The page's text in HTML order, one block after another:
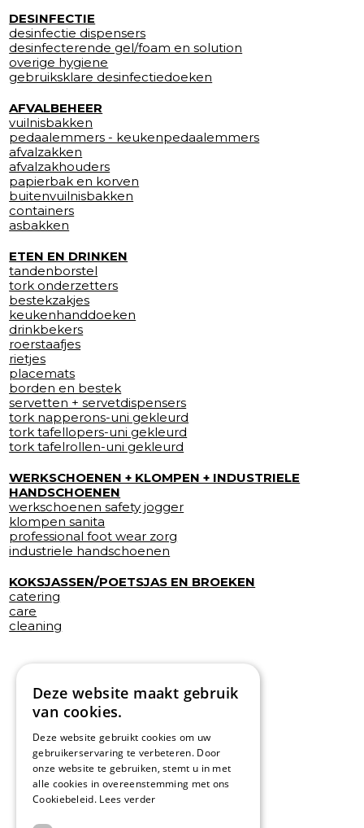
DESINFECTIE
desinfectie dispensers
desinfecterende gel/foam en solution
overige hygiene
gebruiksklare desinfectiedoeken
AFVALBEHEER
vuilnisbakken
pedaalemmers - keukenpedaalemmers
afvalzakken
afvalzakhouders
papierbak en korven
buitenvuilnisbakken
containers
asbakken
ETEN EN DRINKEN
tandenborstel
tork onderzetters
bestekzakjes
keukenhanddoeken
drinkbekers
roerstaafjes
rietjes
placemats
borden en bestek
servetten + servetdispensers
tork napperons-uni gekleurd
tork tafellopers-uni gekleurd
tork tafelrollen-uni gekleurd
WERKSCHOENEN + KLOMPEN + INDUSTRIELE
HANDSCHOENEN
werkschoenen safety jogger
klompen sanita
professional foot wear zorg
industriele handschoenen
KOKSJASSEN/POETSJAS EN BROEKEN
catering
care
cleaning
Deze website maakt gebruik
van cookies.
Deze website gebruikt cookies om uw
gebruikerservaring te verbeteren. Door
onze website te gebruiken, stemt u in met
alle cookies in overeenstemming met ons
Cookiebeleid. Lees verder